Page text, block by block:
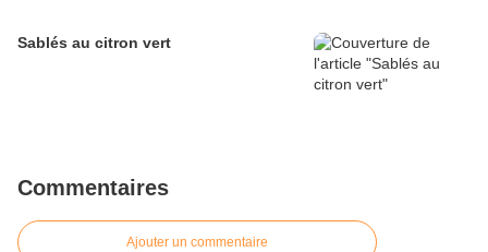
Sablés au citron vert
Commentaires
Ajouter un commentaire